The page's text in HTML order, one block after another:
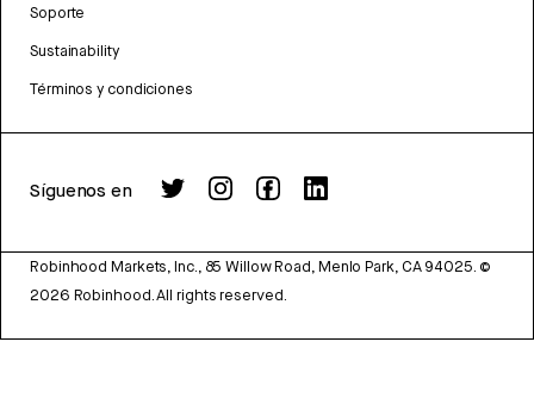
Soporte
Sustainability
Términos y condiciones
Síguenos en
Robinhood Markets, Inc., 85 Willow Road, Menlo Park, CA 94025. ©
2026 Robinhood. All rights reserved.